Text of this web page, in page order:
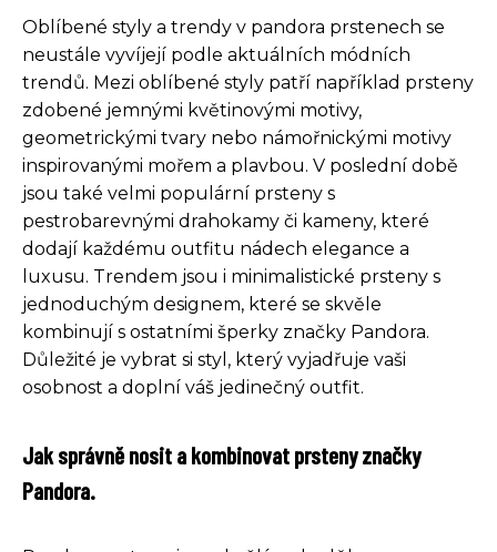
Oblíbené styly a trendy v pandora prstenech se
neustále vyvíjejí podle aktuálních módních
trendů. Mezi oblíbené styly patří například prsteny
zdobené jemnými květinovými motivy,
geometrickými tvary nebo námořnickými motivy
inspirovanými mořem a plavbou. V poslední době
jsou také velmi populární prsteny s
pestrobarevnými drahokamy či kameny, které
dodají každému outfitu nádech elegance a
luxusu. Trendem jsou i minimalistické prsteny s
jednoduchým designem, které se skvěle
kombinují s ostatními šperky značky Pandora.
Důležité je vybrat si styl, který vyjadřuje vaši
osobnost a doplní váš jedinečný outfit.
Jak správně nosit a kombinovat prsteny značky
Pandora.